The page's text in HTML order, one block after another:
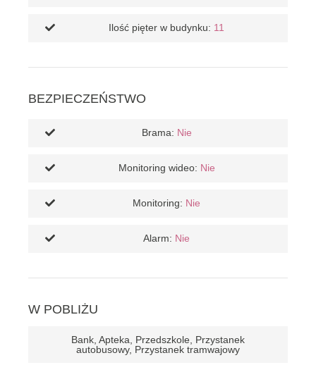
Ilość pięter w budynku: 11
BEZPIECZEŃSTWO
Brama: Nie
Monitoring wideo: Nie
Monitoring: Nie
Alarm: Nie
W POBLIŻU
Bank, Apteka, Przedszkole, Przystanek
autobusowy, Przystanek tramwajowy